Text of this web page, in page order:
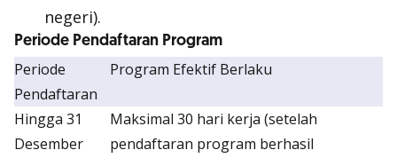
negeri).
Periode Pendaftaran Program
Periode
Pendaftaran
Program Efektif Berlaku
Hingga 31
Desember
Maksimal 30 hari kerja (setelah
pendaftaran program berhasil